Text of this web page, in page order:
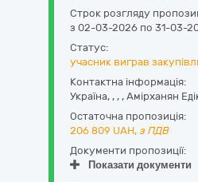
Строк розгляду
з 02-03-2026 по 31-03-
Статус:
учасник виграв
Контактна інформація:
Україна, , , , Амірханян
Остаточна пропозиція:
206 809 UAH, з ПДВ
Документи пропозиції:
Показати документи